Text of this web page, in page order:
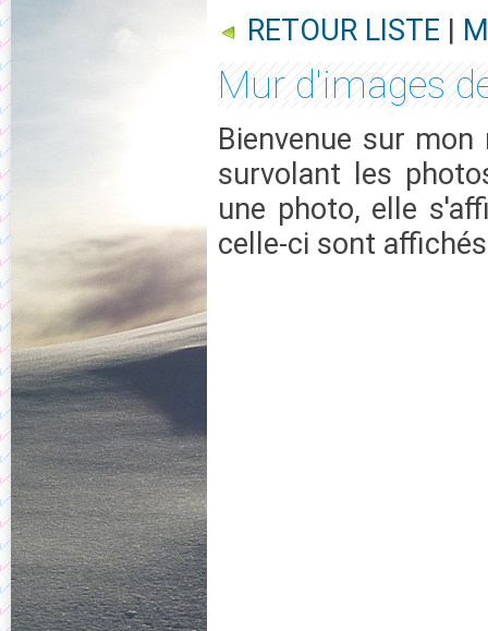
RETOUR LISTE |
Mur d'images
Bienvenue sur
survolant les
une photo, elle
celle-ci sont